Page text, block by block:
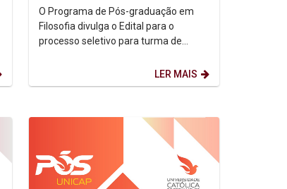
O Programa de Pós-graduação em
Filosofia divulga o Edital para o
processo seletivo para turma de
Complementar Critério de...LER MAIS